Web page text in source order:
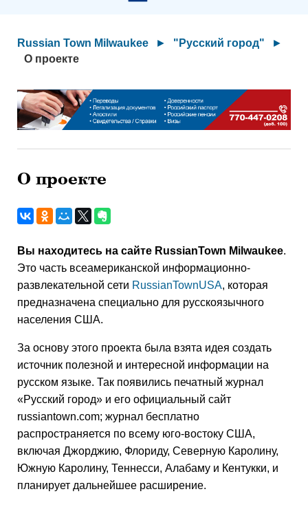
Russian Town Milwaukee ► "Русский город"
►
О проекте
О проекте
Вы находитесь на сайте RussianTown Milwaukee.
Это часть всеамериканской информационно-
развлекательной сети RussianTownUSA, которая
предназначена специально для русскоязычного
населения США.
За основу этого проекта была взята идея создать
источник полезной и интересной информации на
русском языке. Так появились печатный журнал
«Русский город» и его официальный сайт
russiantown.com; журнал бесплатно
распространяется по всему юго-востоку США,
включая Джорджию, Флориду, Северную Каролину,
Южную Каролину, Теннесси, Алабаму и Кентукки, и
планирует дальнейшее расширение.